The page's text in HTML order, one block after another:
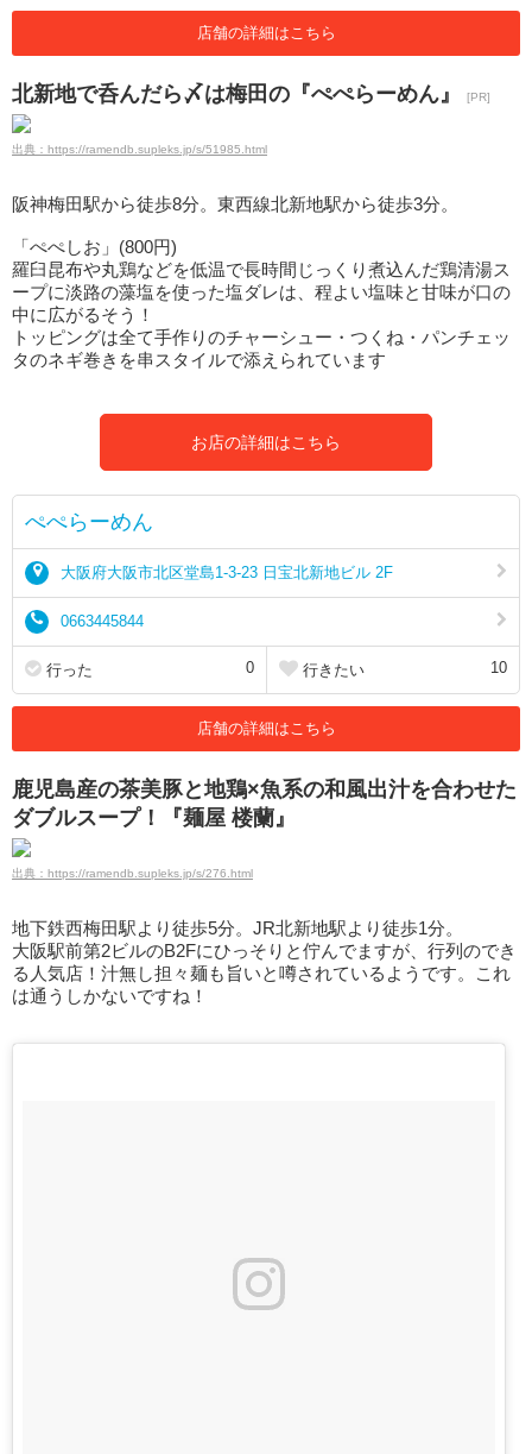
店舗の詳細はこちら
北新地で呑んだら〆は梅田の『ぺぺらーめん』 [PR]
出典：https://ramendb.supleks.jp/s/51985.html
阪神梅田駅から徒歩8分。東西線北新地駅から徒歩3分。
「ぺぺしお」(800円)
羅臼昆布や丸鶏などを低温で長時間じっくり煮込んだ鶏清湯ス
ープに淡路の藻塩を使った塩ダレは、程よい塩味と甘味が口の
中に広がるそう！
トッピングは全て手作りのチャーシュー・つくね・パンチェッ
タのネギ巻きを串スタイルで添えられています
お店の詳細はこちら
ぺぺらーめん
大阪府大阪市北区堂島1-3-23 日宝北新地ビル 2F
0663445844
行った 0 行きたい 10
店舗の詳細はこちら
鹿児島産の茶美豚と地鶏×魚系の和風出汁を合わせた
ダブルスープ！『麺屋 楼蘭』
出典：https://ramendb.supleks.jp/s/276.html
地下鉄西梅田駅より徒歩5分。JR北新地駅より徒歩1分。
大阪駅前第2ビルのB2Fにひっそりと佇んでますが、行列のでき
る人気店！汁無し担々麺も旨いと噂されているようです。これ
は通うしかないですね！